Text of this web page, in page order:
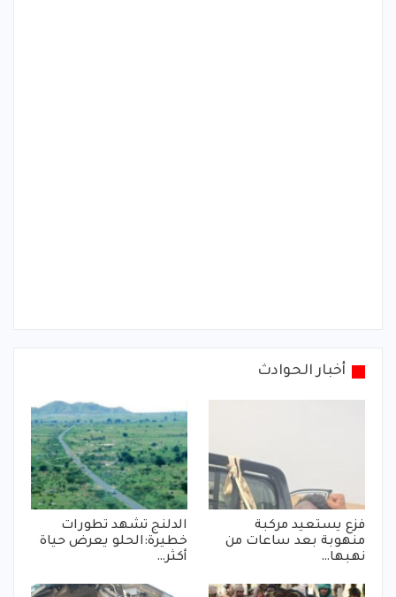
أخبار الحوادث
فزع يستعيد مركبة
منهوبة بعد ساعات من
نهبها…
الدلنج تشهد تطورات
خطيرة:الحلو يعرض حياة
أكثر…